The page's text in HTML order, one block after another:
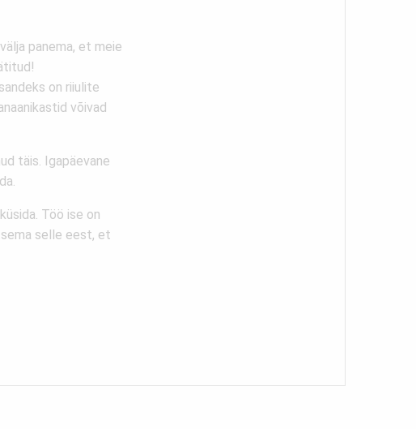
panema, et meie
on riiulite
võivad
täis. Igapäevane
Töö ise on
selle eest, et